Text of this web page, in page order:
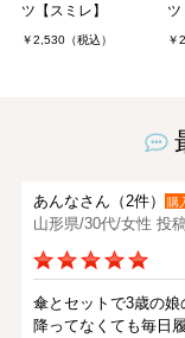
ツ【スミレ】
￥2,530（税込）
ツ
￥
あんなさん（2件） 購
山形県/30代/女性 投
傘とセットで3歳の
降ってなくても毎日